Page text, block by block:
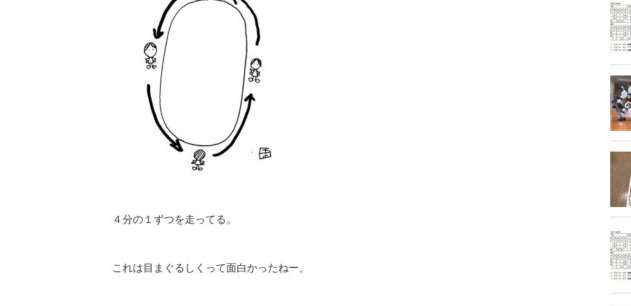
４分の１ずつを走ってる。
これは目まぐるしくって面白かったねー。